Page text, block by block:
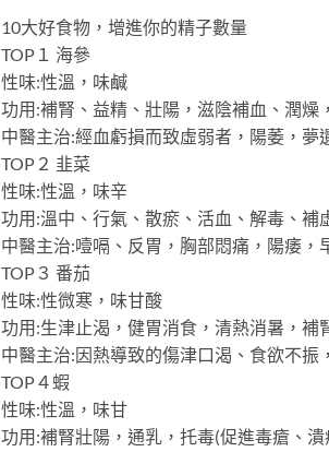
10大好食物，增進你的精子數量
TOP１ 海參
性味:性溫，味鹹
功用:補腎、益精、壯陽，滋陰補血、潤燥
中醫主治:經血虧損而致虛弱者，陽萎，
TOP２ 韭菜
性味:性溫，味辛
功用:溫中、行氣、散瘀、活血、解毒、補
中醫主治:噎嗝、反胃，胸部悶痛，陽痿，
TOP３ 番茄
性味:性微寒，味甘酸
功用:生津止渴，健胃消食，清熱消暑，補
中醫主治:因熱導致的傷津口渴、食欲不
TOP４蝦
性味:性溫，味甘
功用:補腎壯陽，通乳，托毒(促進毒瘡、